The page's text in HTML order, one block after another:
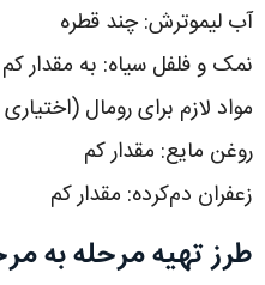
آب لیموترش: چند قطره
نمک و فلفل سیاه: به مقدار کم
مواد لازم برای رومال
روغن مایع: مقدار کم
زعفران دم‌کرده: مقدار کم
طرز تهیه مرحله به